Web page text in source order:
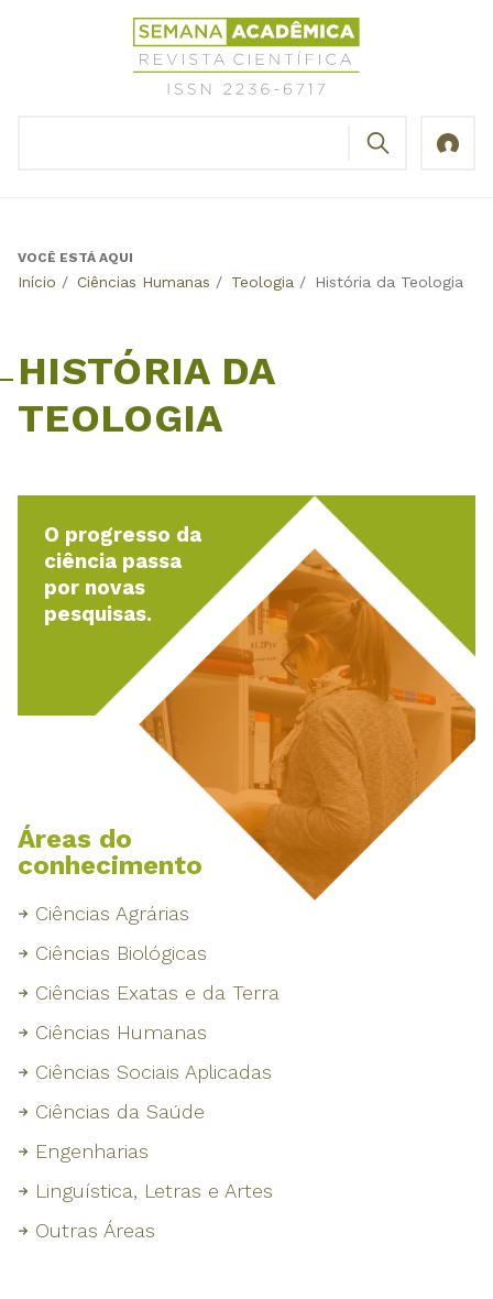
Revista
Científica
Semana
Back
VOCÊ ESTÁ AQUI
Início / Ciências Humanas / Teologia / História da Teologia
HISTÓRIA DA
TEOLOGIA
O progresso da
ciência passa
por novas
pesquisas.
Áreas do
conhecimento
Ciências Agrárias
Ciências Biológicas
Ciências Exatas e da Terra
Ciências Humanas
Ciências Sociais Aplicadas
Ciências da Saúde
Engenharias
Linguística, Letras e Artes
Outras Áreas